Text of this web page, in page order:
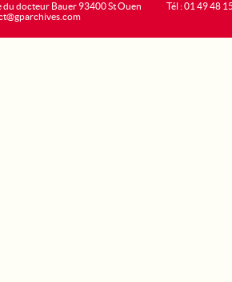
du docteur Bauer 93400 St Ouen
Tél : 01 49 48